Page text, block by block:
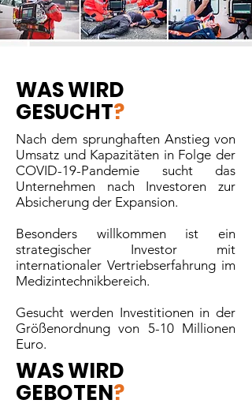
WAS WIRD
GESUCHT?
Nach dem sprunghaften Anstieg von
Umsatz und Kapazitäten in Folge der
COVID-19-Pandemie sucht das
Unternehmen nach Investoren zur
Absicherung der Expansion.
Besonders willkommen ist ein
strategischer Investor mit
internationaler Vertriebserfahrung im
Medizintechnikbereich.
Gesucht werden Investitionen in der
Größenordnung von 5-10 Millionen
Euro.
WAS WIRD
GEBOTEN?